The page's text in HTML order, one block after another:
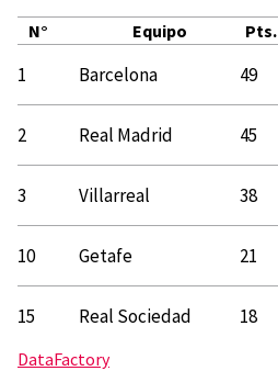
N°
Equipo Pts.
1 Barcelona 49
2 Real Madrid 45
3 Villarreal 38
10 Getafe 21
15 Real Sociedad 18
DataFactory